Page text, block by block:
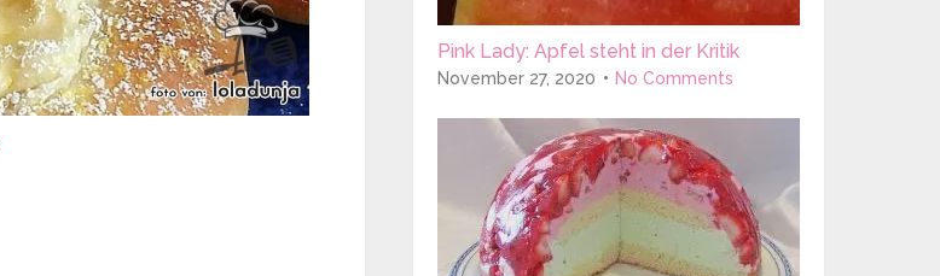
Pink Lady: Apfel steht in der Kritik
November 27, 2020 No Comments